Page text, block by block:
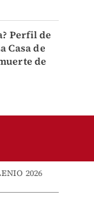
Perfil de
Casa de
de
2026